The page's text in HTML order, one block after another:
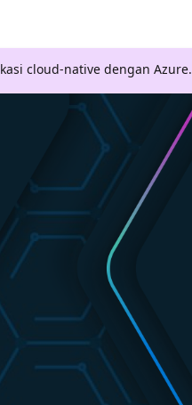
cloud-native dengan Azure.